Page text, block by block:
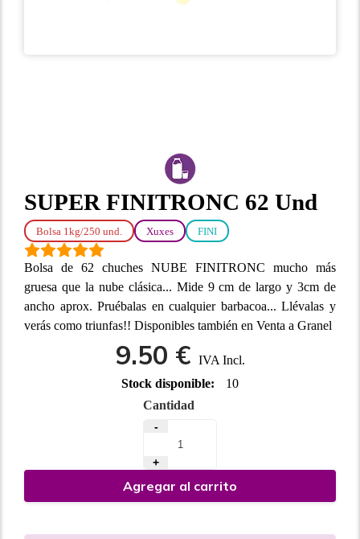
SUPER FINITRONC 62 Und
Bolsa 1kg/250 und. Xuxes FINI
Bolsa de 62 chuches NUBE FINITRONC mucho más
gruesa que la nube clásica... Mide 9 cm de largo y 3cm de
ancho aprox. Pruébalas en cualquier barbacoa... Llévalas y
verás como triunfas!! Disponibles también en Venta a Granel
9.50 € IVA Incl.
Stock disponible:
10
Cantidad
-
+
Agregar al carrito